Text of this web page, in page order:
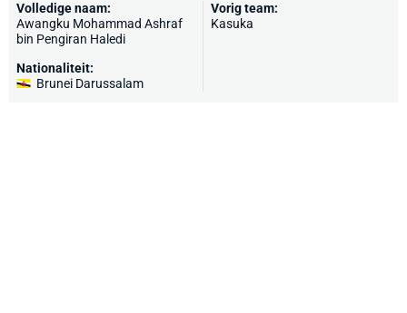
Volledige naam:
Awangku Mohammad Ashraf
bin Pengiran Haledi
Nationaliteit:
Brunei Darussalam
Vorig team:
Kasuka